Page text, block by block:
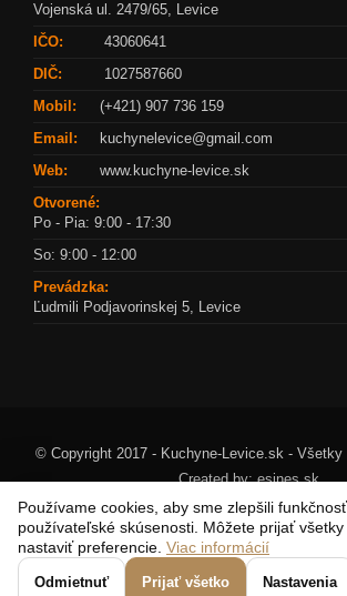
Vojenská ul. 2479/65, Levice
IČO:
43060641
DIČ:
1027587660
Mobil:
(+421) 907 736 159
Email:
kuchynelevice@gmail.com
Web:
www.kuchyne-levice.sk
Otvorené:
Po - Pia: 9:00 - 17:30
So: 9:00 - 12:00
Prevádzka:
Ľudmili Podjavorinskej 5, Levice
© Copyright 2017 - Kuchyne-Levice.sk - Všetky
Created by:esines.sk
Používame cookies, aby sme zlepšili
používateľské skúsenosti. Môžete prijať
nastaviť preferencie. Viac informácií
Odmietnuť Prijať všetko Nastavenia